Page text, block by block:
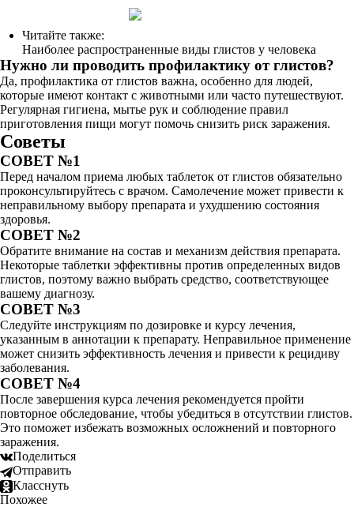
Читайте также:
Наиболее распространенные виды глистов у человека
Нужно ли проводить профилактику от глистов?
Да, профилактика от глистов важна, особенно для людей,
которые имеют контакт с животными или часто путешествуют.
Регулярная гигиена, мытье рук и соблюдение правил
приготовления пищи могут помочь снизить риск заражения.
Советы
СОВЕТ №1
Перед началом приема любых таблеток от глистов обязательно
проконсультируйтесь с врачом. Самолечение может привести к
неправильному выбору препарата и ухудшению состояния
здоровья.
СОВЕТ №2
Обратите внимание на состав и механизм действия препарата.
Некоторые таблетки эффективны против определенных видов
глистов, поэтому важно выбрать средство, соответствующее
вашему диагнозу.
СОВЕТ №3
Следуйте инструкциям по дозировке и курсу лечения,
указанным в аннотации к препарату. Неправильное применение
может снизить эффективность лечения и привести к рецидиву
заболевания.
СОВЕТ №4
После завершения курса лечения рекомендуется пройти
повторное обследование, чтобы убедиться в отсутствии глистов.
Это поможет избежать возможных осложнений и повторного
заражения.
Поделиться
Отправить
Класснуть
Похожее